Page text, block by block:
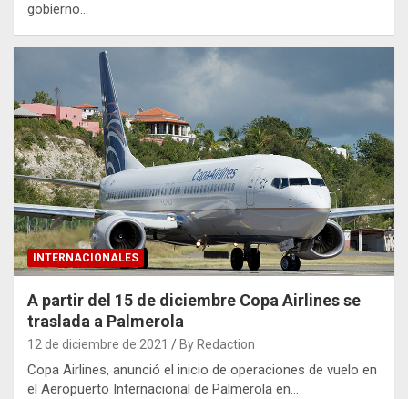
gobierno…
INTERNACIONALES
A partir del 15 de diciembre Copa Airlines se
traslada a Palmerola
12 de diciembre de 2021 By Redaction
Copa Airlines, anunció el inicio de operaciones de vuelo en
el Aeropuerto Internacional de Palmerola en…